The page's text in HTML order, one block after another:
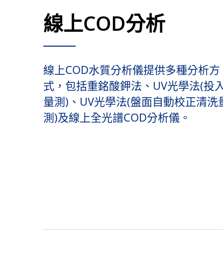
線上COD分析
線上COD水質分析儀提供多種分析方
式，包括重銘酸鉀法、UV光學法(投
量測)、UV光學法(盤面自動校正清洗
測)及線上全光譜COD分析儀。